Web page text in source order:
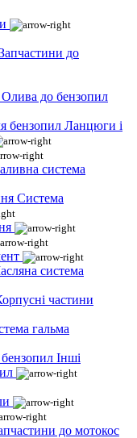
до
Олива до бензопил
Ланцюги і
система
Система
система
частини
гальма
Інші
до мотокос